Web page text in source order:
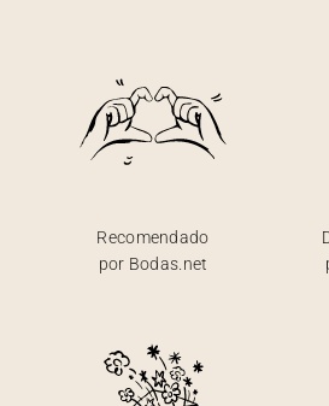
Recomendado
por Bodas.net